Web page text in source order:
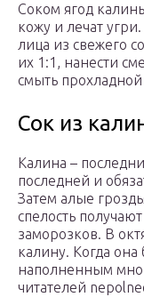
Соком ягод
кожу и лечат
лица из свежего
их 1:1, нанести
смыть
Сок из
Калина –
последней и
Затем алые
спелость
заморозков. В
калину. Когда
наполненным
читателей